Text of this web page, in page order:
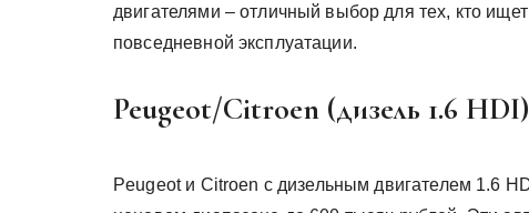
двигателями – отличный выбор для тех, кто
повседневной эксплуатации.
Peugeot/Citroen (дизель 1.6 HDI)
Peugeot и Citroen с дизельным двигателем 1.6